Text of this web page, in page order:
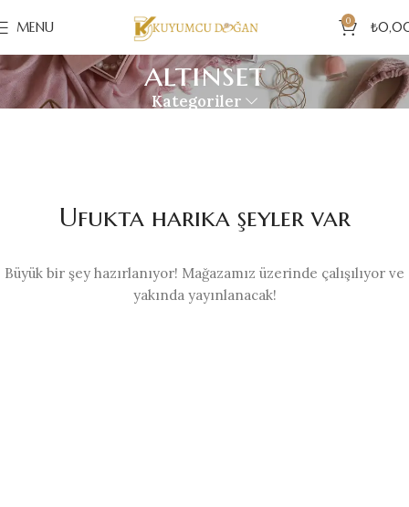
MENU 0 ₺
altınset
Kategoriler
Ufukta harika şeyler var
Büyük bir şey hazırlanıyor! Mağazamız üzerinde çalışılıyor ve
yakında yayınlanacak!